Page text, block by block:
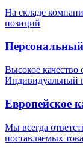
На складе
позиций
Высокое качество
Индивидуальный
Европейское
Мы всегда
поставляемых